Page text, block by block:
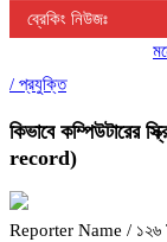
ব্রেকিং নিউজঃ
/ প্রযুক্তি
কিভাবে কম্পিউটারের
record)
Reporter Name / ১২৬